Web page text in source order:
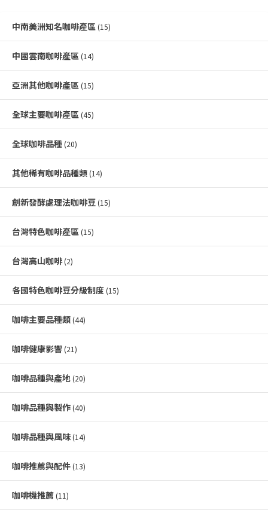
中南美洲知名咖啡產區 (15)
中國雲南咖啡產區 (14)
亞洲其他咖啡產區 (15)
全球主要咖啡產區 (45)
全球咖啡品種 (20)
其他稀有咖啡品種類 (14)
創新發酵處理法咖啡豆 (15)
台灣特色咖啡產區 (15)
台灣高山咖啡(2)
各國特色咖啡豆分級制度 (15)
咖啡主要品種類 (44)
咖啡健康影響 (21)
咖啡品種與產地 (20)
咖啡品種與製作 (40)
咖啡品種與風味(14)
咖啡推薦與配件 (13)
咖啡機推薦 (11)